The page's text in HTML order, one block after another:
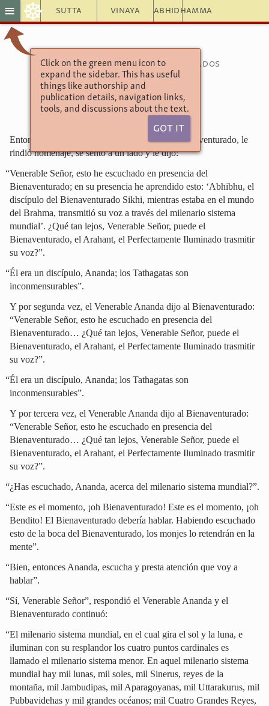
Sutta Vinaya Abhidhamma
≡ ☸
Click on the green menu icon to
expand the sidebar. This has useful
things like authorship and
publication details, navigation links,
tools, and discussions about the text.
Got It
Colección de discursos agrupados
numéricamente
3.80. Abhibhu
Entonces, el Venerable Ananda se acercó al Bienaventurado, le
rindió homenaje, se sentó a un lado y le dijo:
“Venerable Señor, esto he escuchado en presencia del
Bienaventurado; en su presencia he aprendido esto: ‘Abhibhu, el
discípulo del Bienaventurado Sikhi, mientras estaba en el mundo
del Brahma, transmitió su voz a través del milenario sistema
mundial’. ¿Qué tan lejos, Venerable Señor, puede el
Bienaventurado, el Arahant, el Perfectamente Iluminado trasmitir
su voz?”.
“Él era un discípulo, Ananda; los Tathagatas son
inconmensurables”.
Y por segunda vez, el Venerable Ananda dijo al Bienaventurado:
“Venerable Señor, esto he escuchado en presencia del
Bienaventurado… ¿Qué tan lejos, Venerable Señor, puede el
Bienaventurado, el Arahant, el Perfectamente Iluminado trasmitir
su voz?”.
“Él era un discípulo, Ananda; los Tathagatas son
inconmensurables”.
Y por tercera vez, el Venerable Ananda dijo al Bienaventurado:
“Venerable Señor, esto he escuchado en presencia del
Bienaventurado… ¿Qué tan lejos, Venerable Señor, puede el
Bienaventurado, el Arahant, el Perfectamente Iluminado trasmitir
su voz?”.
“¿Has escuchado, Ananda, acerca del milenario sistema mundial?”.
“Este es el momento, ¡oh Bienaventurado! Este es el momento, ¡oh
Bendito! El Bienaventurado debería hablar. Habiendo escuchado
esto de la boca del Bienaventurado, los monjes lo retendrán en la
mente”.
“Bien, entonces Ananda, escucha y presta atención que voy a
hablar”.
“Sí, Venerable Señor”, respondió el Venerable Ananda y el
Bienaventurado continuó:
“El milenario sistema mundial, en el cual gira el sol y la luna, e
iluminan con su resplandor los cuatro puntos cardinales es
llamado el milenario sistema menor. En aquel milenario sistema
mundial hay mil lunas, mil soles, mil Sinerus, reyes de la
montaña, mil Jambudipas, mil Aparagoyanas, mil Uttarakurus, mil
Pubbavidehas y mil grandes océanos; mil Cuatro Grandes Reyes,